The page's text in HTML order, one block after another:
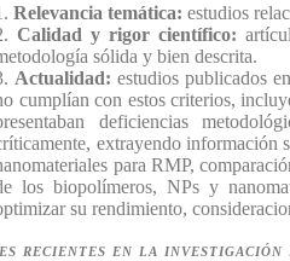
Relevancia temática: estudios
Calidad y rigor científico:
sólida y bien descrita.
Actualidad: estudios publicados
cumplían con estos criterios,
deficiencias
extrayendo información
para RMP,
los biopolímeros, NPs y
su rendimiento,
recientes en la